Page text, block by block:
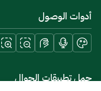
أدوات الوصول
حمل تطبيقات الجوال